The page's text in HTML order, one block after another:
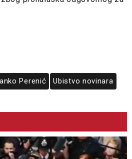
Perenić Ubistvo novinara